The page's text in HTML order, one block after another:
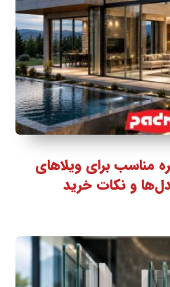
مناسب برای ویلاهای
و نکات خرید